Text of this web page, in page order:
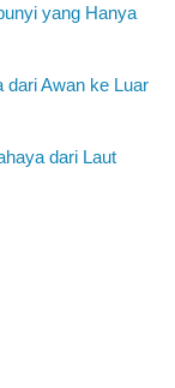
yang Hanya
dari Awan ke Luar
dari Laut